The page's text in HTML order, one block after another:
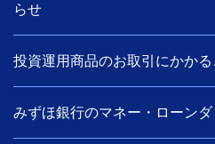
らせ
投資運用商品のお取引にかか
みずほ銀行のマネー・ローン